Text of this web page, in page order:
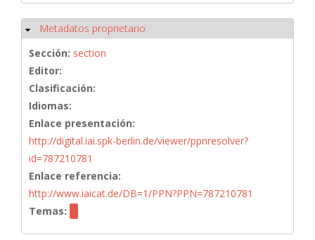
Ocultar
Metadatos proprietario
Sección: section
Editor:
Clasificación:
Idiomas:
Enlace presentación:
http://digital.iai.spk-berlin.de/viewer/ppnresolver?
id=787210781
Enlace referencia:
http://www.iaicat.de/DB=1/PPN?PPN=787210781
Temas: